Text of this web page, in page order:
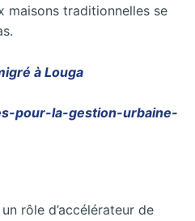
maisons traditionnelles se
à Louga
pour-la-gestion-urbaine-
rôle d’accélérateur de